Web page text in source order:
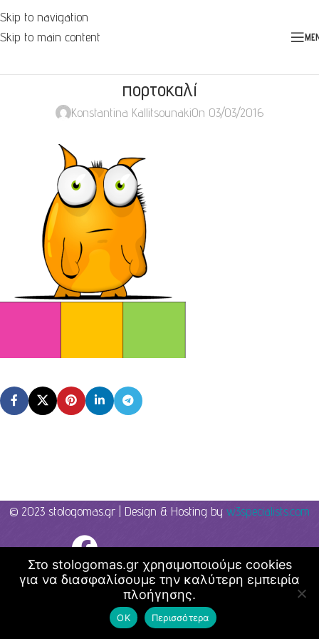
Skip to navigation
Skip to main content
πορτοκαλί
Konstantina KallitsounakiOn 03/03/2016
© 2023 stologomas.gr | Design & Hosting by w3specialists.com
Στο stologomas.gr χρησιμοποιούμε cookies
για να διασφαλίσουμε την καλύτερη εμπειρία
πλοήγησης.
ΟΚ Περισσότερα